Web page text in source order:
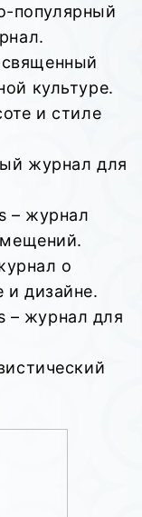
популярный
культуре.
и стиле
журнал для
– журнал
о
и дизайне.
– журнал для